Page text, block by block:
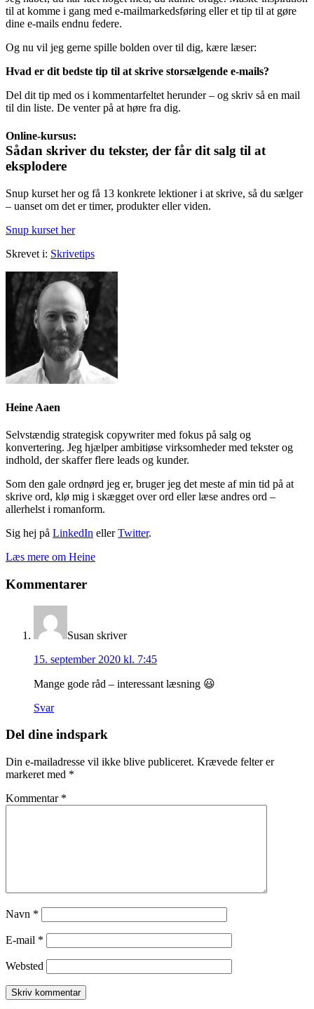
til at komme i gang med e-mailmarkedsføring eller et tip til at gøre
dine e-mails endnu federe.
Og nu vil jeg gerne spille bolden over til dig, kære læser:
Hvad er dit bedste tip til at skrive storsælgende e-mails?
Del dit tip med os i kommentarfeltet herunder – og skriv så en mail
til din liste. De venter på at høre fra dig.
Online-kursus:
Sådan skriver du tekster, der får dit salg til at
eksplodere
Snup kurset her og få 13 konkrete lektioner i at skrive, så du sælger
– uanset om det er timer, produkter eller viden.
Snup kurset her
Skrevet i: Skrivetips
Heine Aaen
Selvstændig strategisk copywriter med fokus på salg og
konvertering. Jeg hjælper ambitiøse virksomheder med tekster og
indhold, der skaffer flere leads og kunder.
Som den gale ordnørd jeg er, bruger jeg det meste af min tid på at
skrive ord, klø mig i skægget over ord eller læse andres ord –
allerhelst i romanform.
Sig hej på LinkedIn ellerTwitter.
Læs mere om Heine
Læserinteraktioner
Kommentarer
Susan skriver
15. september 2020 kl. 7:45
Mange gode råd – interessant læsning 😃
Svar
Del dine indspark
Din e-mailadresse vil ikke blive publiceret. Krævede felter er
markeret med *
Kommentar *
Navn *
E-mail *
Websted